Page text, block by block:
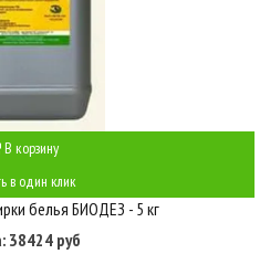
В корзину
в один клик
белья БИОДЕЗ - 5 кг
38424 руб